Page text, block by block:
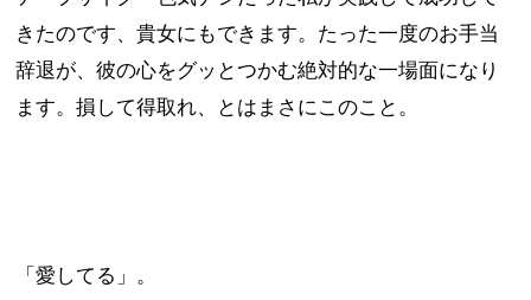
きたのです、貴女にもできます。たった一度のお手当
辞退が、彼の心をグッとつかむ絶対的な一場面になり
ます。損して得取れ、とはまさにこのこと。
「愛してる」。